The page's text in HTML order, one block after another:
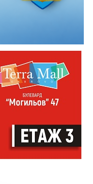
– независимо
е различно
в което
сцена или
обявени
публика и
пее, свири или
изпълнен с музика,